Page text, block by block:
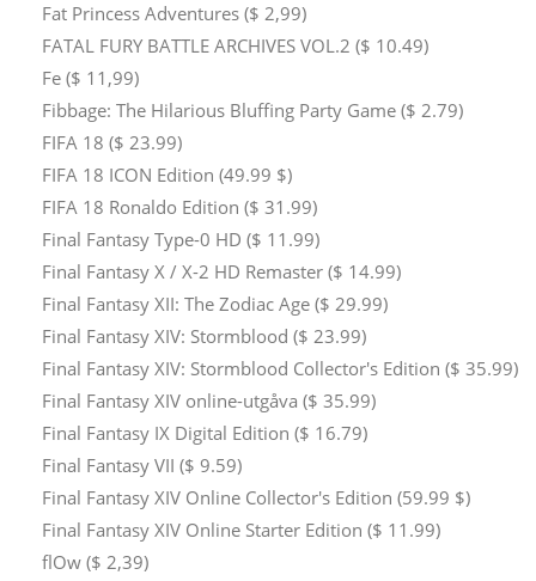
Fat Princess Adventures ($ 2,99)
FATAL FURY BATTLE ARCHIVES VOL.2 ($ 10.49)
Fe ($ 11,99)
Fibbage: The Hilarious Bluffing Party Game ($ 2.79)
FIFA 18 ($ 23.99)
FIFA 18 ICON Edition (49.99 $)
FIFA 18 Ronaldo Edition ($ 31.99)
Final Fantasy Type-0 HD ($ 11.99)
Final Fantasy X / X-2 HD Remaster ($ 14.99)
Final Fantasy XII: The Zodiac Age ($ 29.99)
Final Fantasy XIV: Stormblood ($ 23.99)
Final Fantasy XIV: Stormblood Collector's Edition ($ 35.99)
Final Fantasy XIV online-utgåva ($ 35.99)
Final Fantasy IX Digital Edition ($ 16.79)
Final Fantasy VII ($ 9.59)
Final Fantasy XIV Online Collector's Edition (59.99 $)
Final Fantasy XIV Online Starter Edition ($ 11.99)
flOw ($ 2,39)